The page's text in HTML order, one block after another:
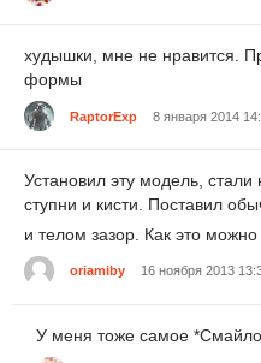
худышки, мне не нравится.
формы
RaptorExp 8 января 2014
Установил эту модель, стали
ступни и кисти. Поставил
и телом зазор. Как это можно
oriamiby 16 ноября 2013
У меня тоже самое